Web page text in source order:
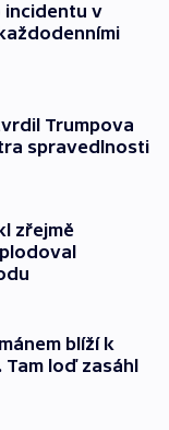
incidentu v
Trumpova
spravedlnosti
zřejmě
blíží k
Tam loď zasáhl